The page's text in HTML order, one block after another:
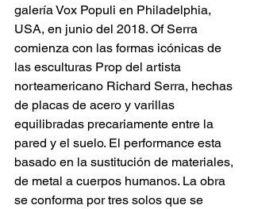
galería Vox Populi en Philadelphia,
USA, en junio del 2018. Of Serra
comienza con las formas icónicas de
las esculturas Prop del artista
norteamericano Richard Serra, hechas
de placas de acero y varillas
equilibradas precariamente entre la
pared y el suelo. El performance esta
basado en la sustitución de materiales,
de metal a cuerpos humanos. La obra
se conforma por tres solos que se